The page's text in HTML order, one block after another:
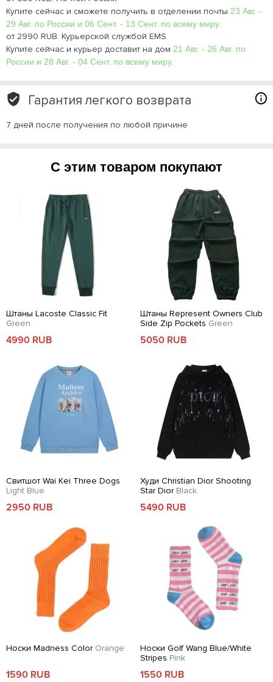
Купите сейчас и сможете получить в отделении почты 23 Авг. -
29 Авг. по России и 06 Сент. - 13 Сент. по всему миру.
от 2990 RUB. Курьерской службой EMS
Купите сейчас и курьер доставит на дом 21 Авг. - 26 Авг. по
России и 28 Авг. - 04 Сент. по всему миру.
Гарантия легкого возврата
7 дней после получения по любой причине
С этим товаром покупают
Штаны Lacoste Classic Fit
Green
4990 RUB
Штаны Represent Owners Club
Side Zip Pockets Green
5050 RUB
Свитшот Wai Kei Three Dogs
Light Blue
2950 RUB
Худи Christian Dior Shooting
Star Dior Black
5490 RUB
Носки Madness Color Orange
1590 RUB
Носки Golf Wang Blue/White
Stripes Pink
1550 RUB